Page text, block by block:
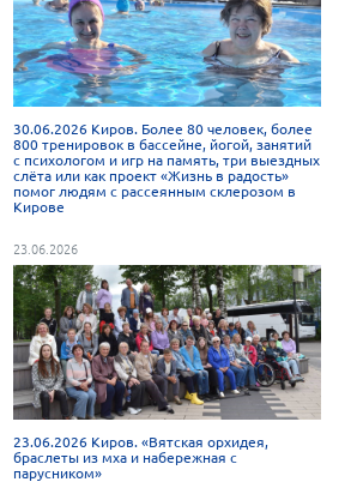
30.06.2026 Киров. Более 80 человек, более
800 тренировок в бассейне, йогой, занятий
с психологом и игр на память, три выездных
слёта или как проект «Жизнь в радость»
помог людям с рассеянным склерозом в
Кирове
23.06.2026
23.06.2026 Киров. «Вятская орхидея,
браслеты из мха и набережная с
парусником»